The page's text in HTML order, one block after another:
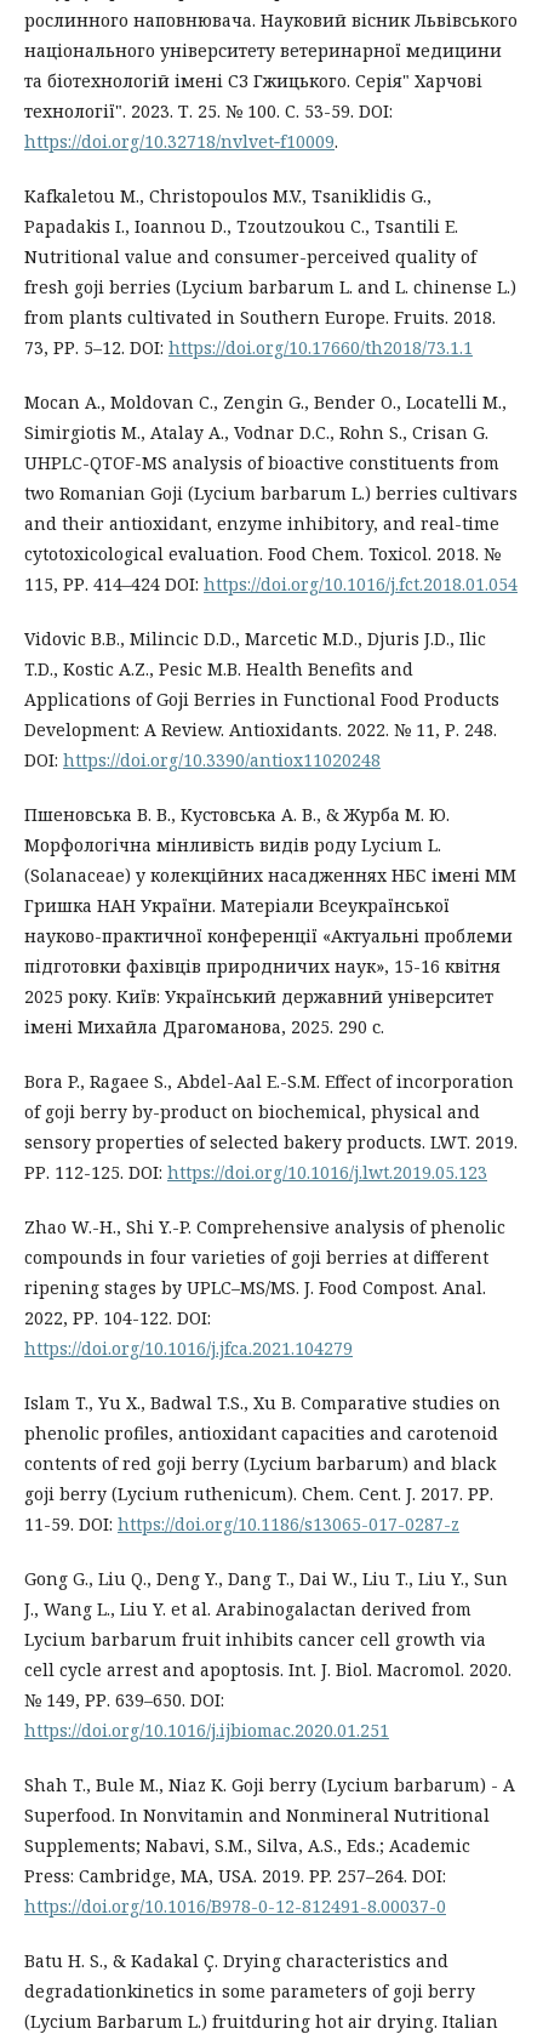
рослинного наповнювача. Науковий вісник Львівського
національного університету ветеринарної медицини
та біотехнологій імені СЗ Гжицького. Серія" Харчові
технології". 2023. Т. 25. № 100. С. 53-59. DOI:
https://doi.org/10.32718/nvlvet‐f10009.
Kafkaletou M., Christopoulos M.V., Tsaniklidis G.,
Papadakis I., Ioannou D., Tzoutzoukou C., Tsantili E.
Nutritional value and consumer-perceived quality of
fresh goji berries (Lycium barbarum L. and L. chinense L.)
from plants cultivated in Southern Europe. Fruits. 2018.
73, РР. 5–12. DOI: https://doi.org/10.17660/th2018/73.1.1
Mocan A., Moldovan C., Zengin G., Bender O., Locatelli M.,
Simirgiotis M., Atalay A., Vodnar D.C., Rohn S., Crisan G.
UHPLC-QTOF-MS analysis of bioactive constituents from
two Romanian Goji (Lycium barbarum L.) berries cultivars
and their antioxidant, enzyme inhibitory, and real-time
cytotoxicological evaluation. Food Chem. Toxicol. 2018. №
115, РР. 414–424 DOI: https://doi.org/10.1016/j.fct.2018.01.054
Vidovic B.B., Milincic D.D., Marcetic M.D., Djuris J.D., Ilic
T.D., Kostic A.Z., Pesic M.B. Health Benefits and
Applications of Goji Berries in Functional Food Products
Development: A Review. Antioxidants. 2022. № 11, Р. 248.
DOI: https://doi.org/10.3390/antiox11020248
Пшеновська В. В., Кустовська А. В., & Журба М. Ю.
Морфологічна мінливість видів роду Lycium L.
(Solanaceae) у колекційних насадженнях НБС імені ММ
Гришка НАН України. Матеріали Всеукраїнської
науково-практичної конференції «Актуальні проблеми
підготовки фахівців природничих наук», 15-16 квітня
2025 року. Київ: Український державний університет
імені Михайла Драгоманова, 2025. 290 с.
Bora P., Ragaee S., Abdel-Aal E.-S.M. Effect of incorporation
of goji berry by-product on biochemical, physical and
sensory properties of selected bakery products. LWT. 2019.
РР. 112-125. DOI: https://doi.org/10.1016/j.lwt.2019.05.123
Zhao W.-H., Shi Y.-P. Comprehensive analysis of phenolic
compounds in four varieties of goji berries at different
ripening stages by UPLC–MS/MS. J. Food Compost. Anal.
2022, РР. 104-122. DOI:
https://doi.org/10.1016/j.jfca.2021.104279
Islam T., Yu X., Badwal T.S., Xu B. Comparative studies on
phenolic profiles, antioxidant capacities and carotenoid
contents of red goji berry (Lycium barbarum) and black
goji berry (Lycium ruthenicum). Chem. Cent. J. 2017. РР.
11-59. DOI: https://doi.org/10.1186/s13065-017-0287-z
Gong G., Liu Q., Deng Y., Dang T., Dai W., Liu T., Liu Y., Sun
J., Wang L., Liu Y. et al. Arabinogalactan derived from
Lycium barbarum fruit inhibits cancer cell growth via
cell cycle arrest and apoptosis. Int. J. Biol. Macromol. 2020.
№ 149, РР. 639–650. DOI:
https://doi.org/10.1016/j.ijbiomac.2020.01.251
Shah T., Bule M., Niaz K. Goji berry (Lycium barbarum) - A
Superfood. In Nonvitamin and Nonmineral Nutritional
Supplements; Nabavi, S.M., Silva, A.S., Eds.; Academic
Press: Cambridge, MA, USA. 2019. PP. 257–264. DOI:
https://doi.org/10.1016/B978-0-12-812491-8.00037-0
Batu H. S., & Kadakal Ç. Drying characteristics and
degradationkinetics in some parameters of goji berry
(Lycium Barbarum L.) fruitduring hot air drying. Italian